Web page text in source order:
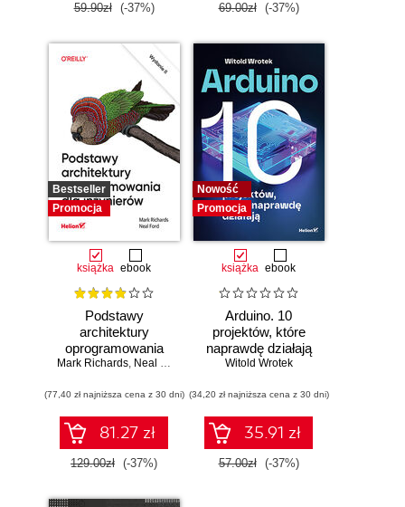
59.90zł (-37%) 69.00zł (-37%)
Bestseller
Promocja
książka ebook
Podstawy
architektury
oprogramowania
dla inżynierów.
Mark Richards, Neal Ford
(77,40 zł najniższa cena z 30 dni)
81.27 zł
129.00zł (-37%)
Nowość
Promocja
książka ebook
Arduino. 10
projektów, które
naprawdę działają
Witold Wrotek
(34,20 zł najniższa cena z 30 dni)
35.91 zł
57.00zł (-37%)